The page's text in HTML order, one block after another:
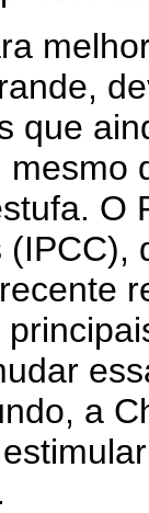
que
O
a